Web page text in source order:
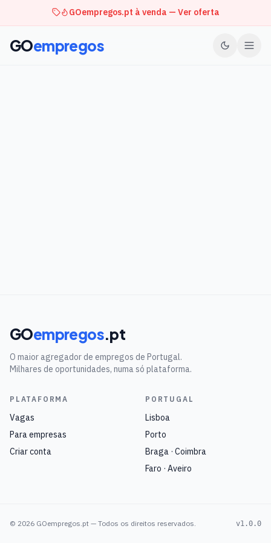
GOempregos.pt à venda — Ver oferta
GOempregos
GOempregos.pt
O maior agregador de empregos de Portugal.
Milhares de oportunidades, numa só plataforma.
PLATAFORMA
Vagas
Para empresas
Criar conta
PORTUGAL
Lisboa
Porto
Braga · Coimbra
Faro · Aveiro
© 2026 GOempregos.pt — Todos os direitos reservados. v1.0.0